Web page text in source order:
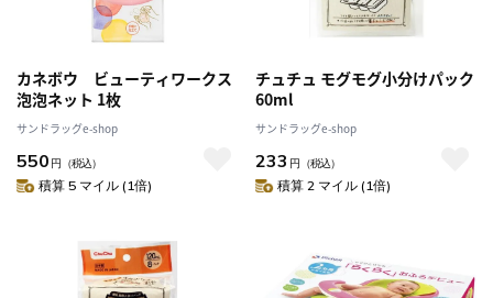
カネボウ ビューティワークス
泡泡ネット 1枚
サンドラッグe-shop
550 円 （税込）
積算 5 マイル (1倍)
チュチュ モグモグ小分けパック
60ml
サンドラッグe-shop
233 円 （税込）
積算 2 マイル (1倍)